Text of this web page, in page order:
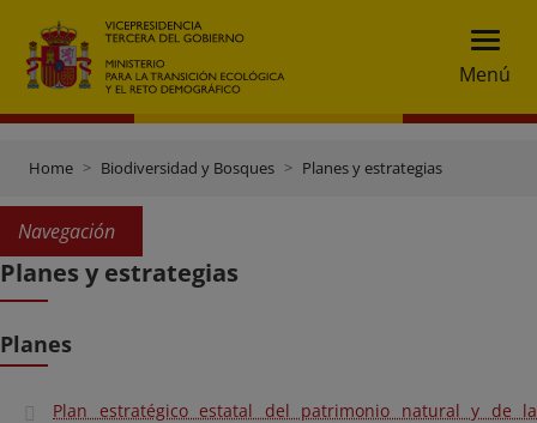
Menú
Home Biodiversidad y Bosques Planes y estrategias
Navegación
Planes y estrategias
Planes
Plan estratégico estatal del patrimonio natural y de la